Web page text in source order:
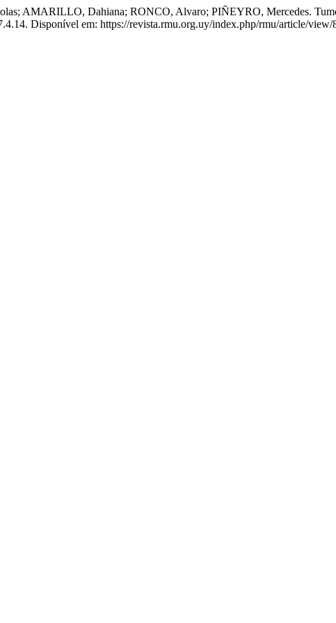
AMARILLO, Dahiana; RONCO, Alvaro; PIÑEYRO, Mercedes.
Disponível em: https://revista.rmu.org.uy/index.php/rmu/article/view/